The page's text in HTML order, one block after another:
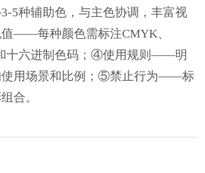
种辅助色，与主色协调，丰富视
——每种颜色需标注CMYK、
十六进制色码；④使用规则——明
使用场景和比例；⑤禁止行为——标
合。